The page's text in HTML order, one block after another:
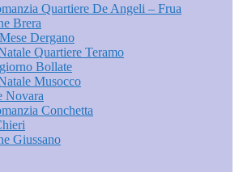
Quartiere De Angeli – Frua
Brera
Dergano
Quartiere Teramo
Bollate
Musocco
Novara
Conchetta
Giussano